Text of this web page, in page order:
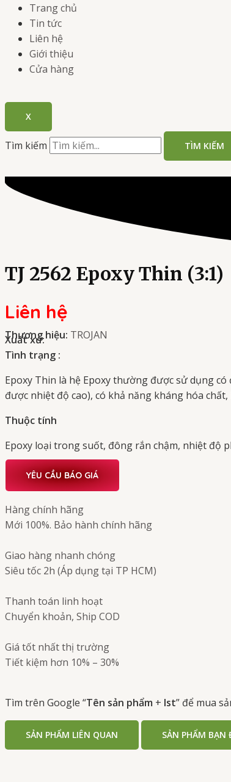
Trang chủ
Tin tức
Liên hệ
Giới thiệu
Cửa hàng
X
Tìm kiếm TÌM KIẾM
TJ 2562 Epoxy Thin (3:1)
Liên hệ
Thương hiệu: TROJAN
Xuất xứ:
Tình trạng :
Epoxy Thin là hệ Epoxy thường được sử dụng
được nhiệt độ cao), có khả năng kháng hóa
Thuộc tính
Epoxy loại trong suốt, đông rắn chậm, nhiệt độ
YÊU CẦU BÁO GIÁ
Hàng chính hãng
Mới 100%. Bảo hành chính hãng
Giao hàng nhanh chóng
Siêu tốc 2h (Áp dụng tại TP HCM)
Thanh toán linh hoạt
Chuyển khoản, Ship COD
Giá tốt nhất thị trường
Tiết kiệm hơn 10% – 30%
Tìm trên Google “Tên sản phẩm + Ist” để mua
SẢN PHẨM LIÊN QUAN SẢN PHẨM BẠN